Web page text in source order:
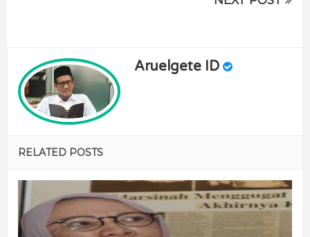
Aruelgete ID
RELATED POSTS